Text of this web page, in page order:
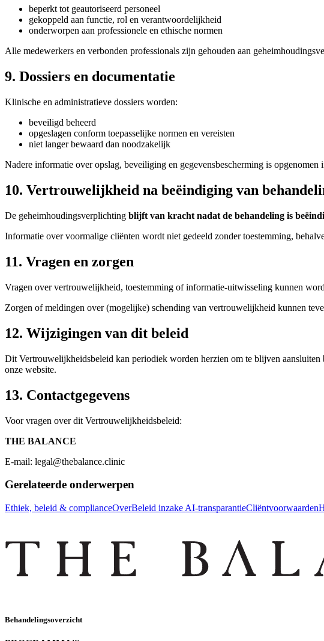
beperkt tot geautoriseerd personeel
gekoppeld aan functie, rol en verantwoordelijkheid
onderworpen aan professionele en ethische normen
Alle medewerkers en verbonden professionals zijn gehouden aan
9. Dossiers en documentatie
Klinische en administratieve dossiers worden:
beveiligd beheerd
opgeslagen conform toepasselijke normen en vereisten
niet langer bewaard dan noodzakelijk
Nadere informatie over opslag, beveiliging en gegevensbescherming is opgenomen
10. Vertrouwelijkheid na beëindiging van
De geheimhoudingsverplichting blijft van kracht nadat de behandeling is
Informatie over voormalige cliënten wordt niet gedeeld zonder toestemming,
11. Vragen en zorgen
Vragen over vertrouwelijkheid, toestemming of informatie-uitwisseling kunnen
Zorgen of meldingen over (mogelijke) schending van vertrouwelijkheid kunnen
12. Wijzigingen van dit beleid
Dit Vertrouwelijkheidsbeleid kan periodiek worden herzien om te blijven
onze website.
13. Contactgegevens
Voor vragen over dit Vertrouwelijkheidsbeleid:
THE BALANCE
E-mail: legal@thebalance.clinic
Gerelateerde onderwerpen
Ethiek, beleid & complianceOverBeleid inzake AI-transparantieCliëntvoorwaarden
Behandelingsoverzicht